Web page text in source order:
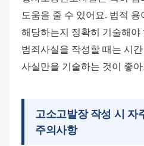
도움을 줄 수 있어요. 법적
해당하는지 정확히 기술해야
범죄사실을 작성할 때는 시
사실만을 기술하는 것이 좋
고소고발장 작성 시 자
주의사항